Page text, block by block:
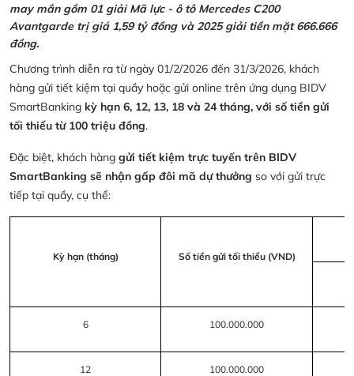
may mắn gồm 01 giải Mã lực - ô tô Mercedes C200
Avantgarde trị giá 1,59 tỷ đồng và 2025 giải tiền mặt 666.666
đồng.
Chương trình diễn ra từ ngày 01/2/2026 đến 31/3/2026, khách
hàng gửi tiết kiệm tại quầy hoặc gửi online trên ứng dụng BIDV
SmartBanking kỳ hạn 6, 12, 13, 18 và 24 tháng, với số tiền gửi
tối thiểu từ 100 triệu đồng.
Đặc biệt, khách hàng gửi tiết kiệm trực tuyến trên BIDV
SmartBanking sẽ nhận gấp đôi mã dự thưởng so với gửi trực
tiếp tại quầy, cụ thể:
Kỳ hạn (tháng) Số tiền gửi tối thiểu (VND)
6 100.000.000
12 100.000.000